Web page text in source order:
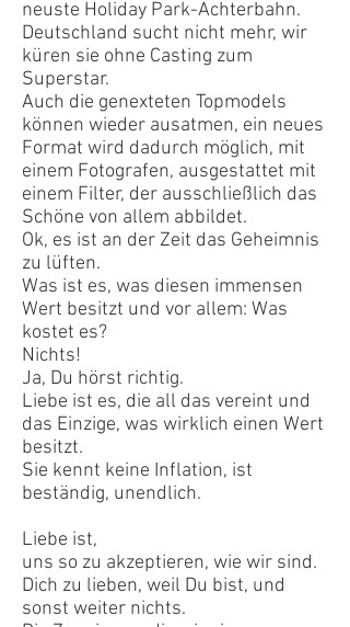
neuste Holiday Park-Achterbahn.
Deutschland sucht nicht mehr, wir
küren sie ohne Casting zum
Superstar.
Auch die genexteten Topmodels
können wieder ausatmen, ein neues
Format wird dadurch möglich, mit
einem Fotografen, ausgestattet mit
einem Filter, der ausschließlich das
Schöne von allem abbildet.
Ok, es ist an der Zeit das Geheimnis
zu lüften.
Was ist es, was diesen immensen
Wert besitzt und vor allem: Was
kostet es?
Nichts!
Ja, Du hörst richtig.
Liebe ist es, die all das vereint und
das Einzige, was wirklich einen Wert
besitzt.
Sie kennt keine Inflation, ist
beständig, unendlich.
Liebe ist,
uns so zu akzeptieren, wie wir sind.
Dich zu lieben, weil Du bist, und
sonst weiter nichts.